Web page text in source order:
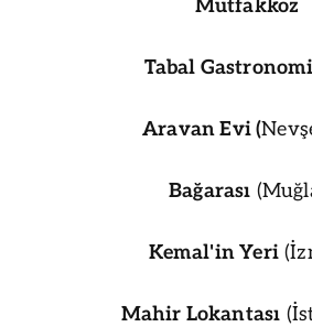
Mutfakkoz
Tabal
Aravan Evi (
Bağarası
Kemal'in Yeri
Mahir Lokantası